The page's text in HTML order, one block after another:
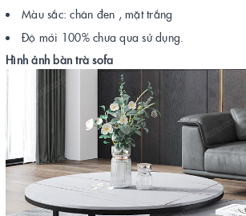
Màu sắc: chân đen , mặt trắng
Độ mới 100% chưa qua sử dụng.
Hình ảnh bàn trà sofa